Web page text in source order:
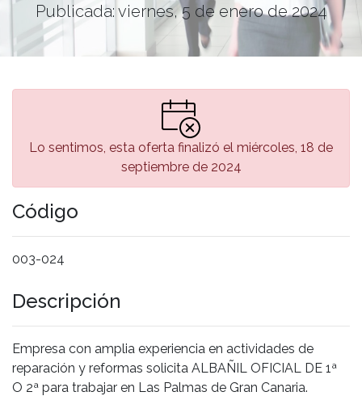
Publicada: viernes, 5 de enero de 2024
Lo sentimos, esta oferta finalizó el miércoles, 18 de
septiembre de 2024
Código
003-024
Descripción
Empresa con amplia experiencia en actividades de
reparación y reformas solicita ALBAÑIL OFICIAL DE 1ª
O 2ª para trabajar en Las Palmas de Gran Canaria.